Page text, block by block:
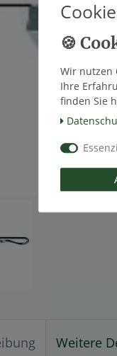
Weitere
Wir nutzen
Ihre
finden Sie